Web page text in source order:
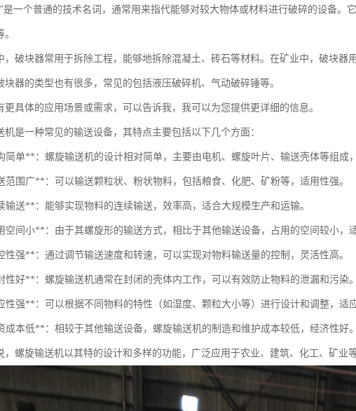
是一个普通的技术名词，通常用来指代能够对较大物体或材料进行破碎的设备。
，破块器常用于拆除工程，能够地拆除混凝土、砖石等材料。在矿业中，破块器
块器的类型也有很多，常见的包括液压破碎机、气动破碎锤等。
更具体的应用场景或需求，可以告诉我，我可以为您提供更详细的信息。
机是一种常见的输送设备，其特点主要包括以下几个方面：
简单**：螺旋输送机的设计相对简单，主要由电机、螺旋叶片、输送壳体等组成
范围广**：可以输送颗粒状、粉状物料，包括粮食、化肥、矿粉等，适用性强。
输送**：能够实现物料的连续输送，效率高，适合大规模生产和运输。
空间小**：由于其螺旋形的输送方式，相比于其他输送设备，占用的空间较小，
性强**：通过调节输送速度和转速，可以实现对物料输送量的控制，灵活性高。
性好**：螺旋输送机通常在封闭的壳体内工作，可以有效防止物料的泄漏和污染。
性强**：可以根据不同物料的特性（如湿度、颗粒大小等）进行设计和调整，适
成本低**：相较于其他输送设备，螺旋输送机的制造和维护成本较低，经济性好。
，螺旋输送机以其特的设计和多样的功能，广泛应用于农业、建筑、化工、矿业